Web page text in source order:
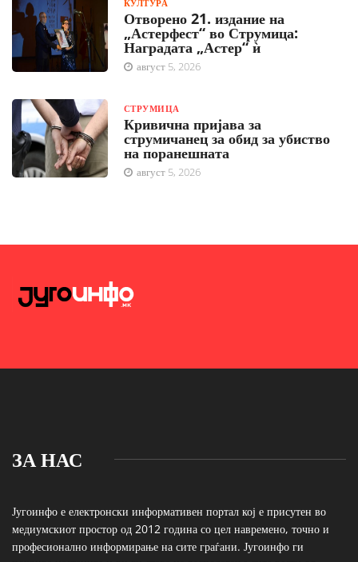
КУЛТУРА
Отворено 21. издание на
„Астерфест“ во Струмица:
Наградата „Астер“ ѝ
август 5, 2026
СТРУМИЦА
Кривична пријава за
струмичанец за обид за убиство
на поранешната
август 5, 2026
ЗА НАС
Југоинфо е електронски информативен портал кој е присутен во
медиумскиот простор од 2012 година со цел навремено, точно и
професионално информирање на сите граѓани. Југоинфо ги